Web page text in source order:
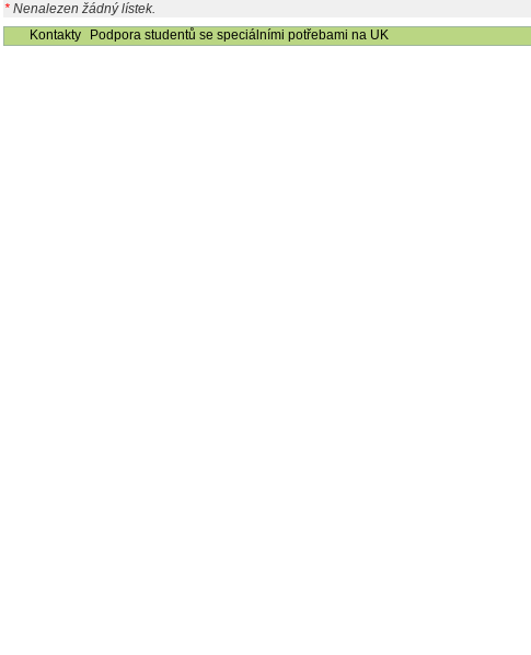
* Nenalezen žádný lístek.
Kontakty
Podpora studentů se speciálními potřebami na UK